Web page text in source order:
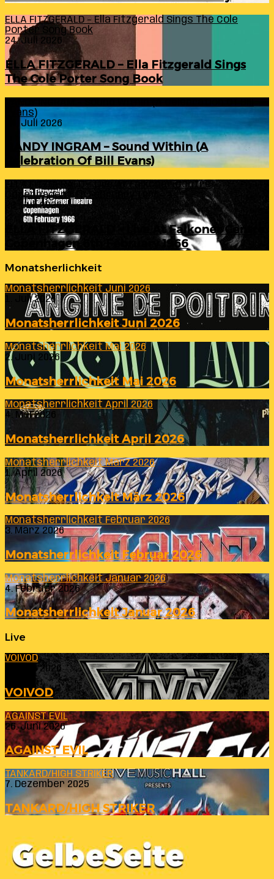
ELLA FITZGERALD – Ella Fitzgerald Sings The Cole
Porter Song Book
24. Juli 2026
ELLA FITZGERALD – Ella Fitzgerald Sings
The Cole Porter Song Book
Evans)
24. Juli 2026
RANDY INGRAM – Sound Within (A
Celebration Of Bill Evans)
ELLA FITZGERALD – Live At Falkoner Centre
Copenhagen 6th February 1966
23. Juli 2026
ELLA FITZGERALD – Live At Falkoner Centre
Copenhagen 6th February 1966
Monatsherlichkeit
Monatsherrlichkeit Juni 2026
1. Juli 2026
Monatsherrlichkeit Juni 2026
Monatsherrlichkeit Mai 2026
2. Juni 2026
Monatsherrlichkeit Mai 2026
Monatsherrlichkeit April 2026
4. Mai 2026
Monatsherrlichkeit April 2026
Monatsherrlichkeit März 2026
1. April 2026
Monatsherrlichkeit März 2026
Monatsherrlichkeit Februar 2026
3. März 2026
Monatsherrlichkeit Februar 2026
Monatsherrlichkeit Januar 2026
4. Februar 2026
Monatsherrlichkeit Januar 2026
Live
VOIVOD
23. Juli 2026
VOIVOD
AGAINST EVIL
26. Juni 2026
AGAINST EVIL
TANKARD/HIGH STRIKER
7. Dezember 2025
TANKARD/HIGH STRIKER